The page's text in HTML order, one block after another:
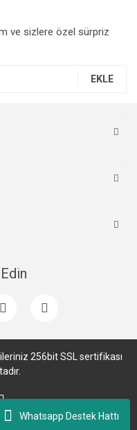
Whatsapp Destek Hattı
ve sizlere özel sürpriz
EKLE
256bit SSL sertifikası